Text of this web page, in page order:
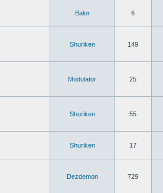
Balor 6
Shuriken 149
Modulator 25
Shuriken 55
Shuriken 17
Dezdemon 729